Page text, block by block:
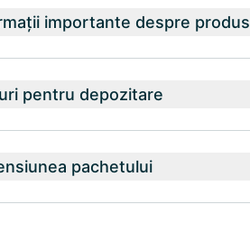
importante despre produs
pentru depozitare
pachetului